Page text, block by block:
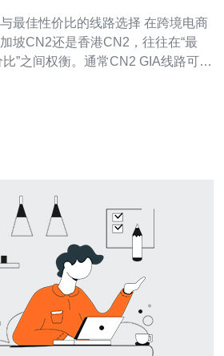
最佳性价比的线路选择 在跨境电商
坡CN2还是香港CN2，往往在“最
比”之间权衡。通常CN2 GIA线路可提
通国际链路能降低费用，是“最便